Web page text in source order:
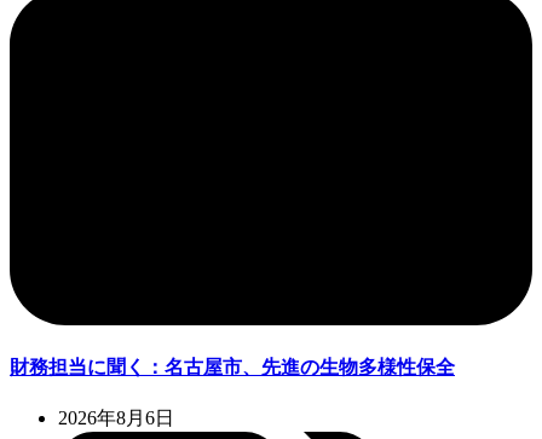
財務担当に聞く：名古屋市、先進の生物多様性保全
2026年8月6日